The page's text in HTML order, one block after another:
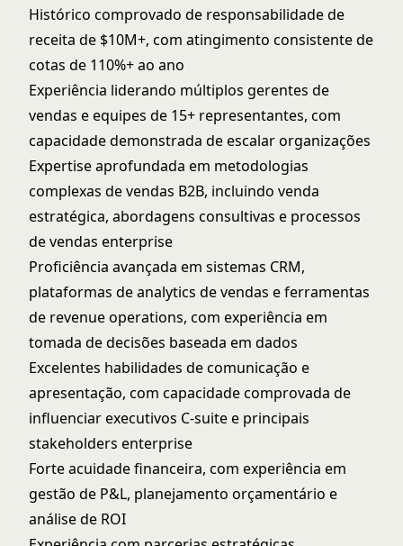
Histórico comprovado de responsabilidade de
receita de $10M+, com atingimento consistente de
cotas de 110%+ ao ano
Experiência liderando múltiplos gerentes de
vendas e equipes de 15+ representantes, com
capacidade demonstrada de escalar organizações
Expertise aprofundada em metodologias
complexas de vendas B2B, incluindo venda
estratégica, abordagens consultivas e processos
de vendas enterprise
Proficiência avançada em sistemas CRM,
plataformas de analytics de vendas e ferramentas
de revenue operations, com experiência em
tomada de decisões baseada em dados
Excelentes habilidades de comunicação e
apresentação, com capacidade comprovada de
influenciar executivos C-suite e principais
stakeholders enterprise
Forte acuidade financeira, com experiência em
gestão de P&L, planejamento orçamentário e
análise de ROI